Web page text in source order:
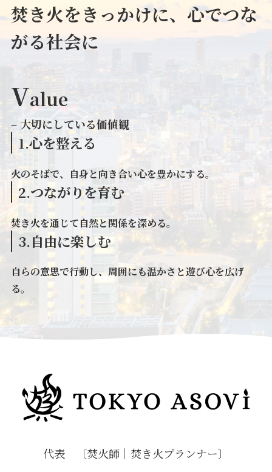
焚き火をきっかけに、心でつな
がる社会に
Value
–大切にしている価値観
1.心を整える
火のそばで、自身と向き合い心を豊かにする。
2.つながりを育む
焚き火を通じて自然と関係を深める。
3.自由に楽しむ
自らの意思で行動し、周囲にも温かさと遊び心を広げ
る。
代表 〔焚火師｜焚き火プランナー〕